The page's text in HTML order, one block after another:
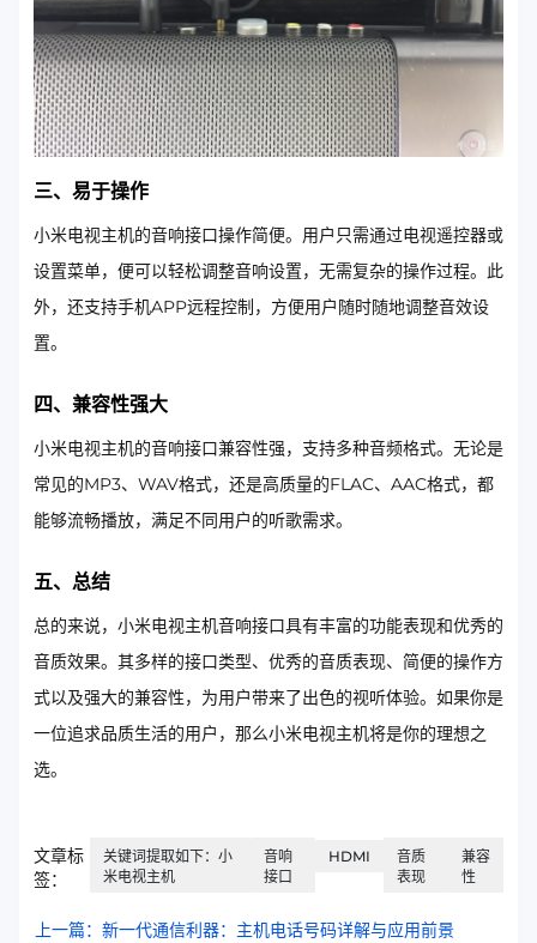
三、易于操作
小米电视主机的音响接口操作简便。用户只需通过电视遥控器或
设置菜单，便可以轻松调整音响设置，无需复杂的操作过程。此
外，还支持手机APP远程控制，方便用户随时随地调整音效设
置。
四、兼容性强大
小米电视主机的音响接口兼容性强，支持多种音频格式。无论是
常见的MP3、WAV格式，还是高质量的FLAC、AAC格式，都
能够流畅播放，满足不同用户的听歌需求。
五、总结
总的来说，小米电视主机音响接口具有丰富的功能表现和优秀的
音质效果。其多样的接口类型、优秀的音质表现、简便的操作方
式以及强大的兼容性，为用户带来了出色的视听体验。如果你是
一位追求品质生活的用户，那么小米电视主机将是你的理想之
选。
文章标
签：
关键词提取如下：小
米电视主机
音响
接口
HDMI
音质
表现
兼容
性
上一篇：新一代通信利器：主机电话号码详解与应用前景